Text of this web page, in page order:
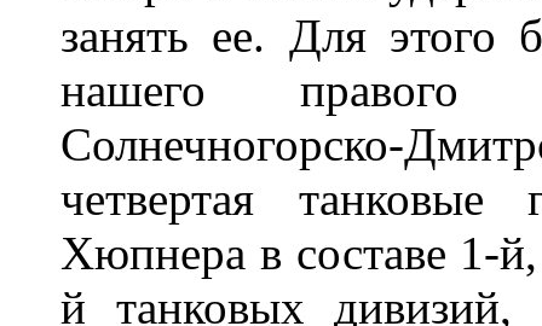
занять ее. Для этого
нашего
Солнечногорско-
четвертая
Хюпнера в составе 1-
й танковых